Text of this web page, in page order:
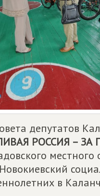
депутатов
РОССИЯ – ЗА
в